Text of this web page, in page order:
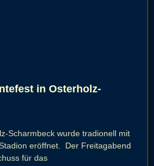
in Osterholz-
Scharmbeck wurde tradionell mit
eröffnet. Der Freitagabend
für das